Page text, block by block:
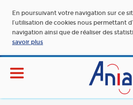
En poursuivant votre navigation sur ce
l’utilisation de cookies nous permettant
navigation ainsi que de réaliser des
savoir plus